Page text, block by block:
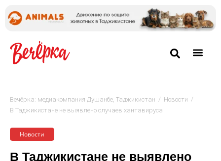
Вечёрка: медиакомпания Душанбе, Таджикистан / Новости /
В Таджикистане не выявлено случаев хантавируса
Новости
В Таджикистане не выявлено